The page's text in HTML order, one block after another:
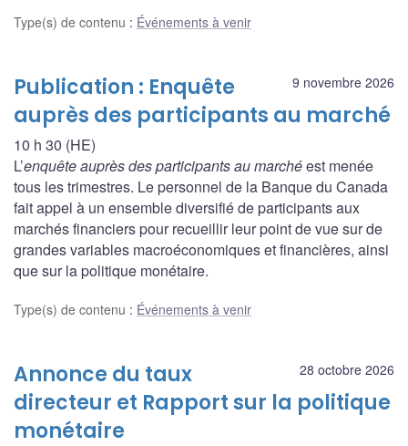
Type(s) de contenu : Événements à venir
9 novembre 2026
Publication : Enquête
auprès des participants au marché
10 h 30 (HE)
L’enquête auprès des participants au marchéest menée
tous les trimestres. Le personnel de la Banque du Canada
fait appel à un ensemble diversifié de participants aux
marchés financiers pour recueillir leur point de vue sur de
grandes variables macroéconomiques et financières, ainsi
que sur la politique monétaire.
Type(s) de contenu : Événements à venir
28 octobre 2026
Annonce du taux
directeur et Rapport sur la politique
monétaire